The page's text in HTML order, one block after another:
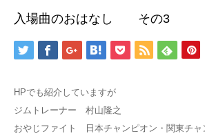
入場曲のおはなし その3
HPでも紹介していますが
ジムトレーナー 村山隆之
おやじファイト 日本チャンピオン・関東チャ
ブログ